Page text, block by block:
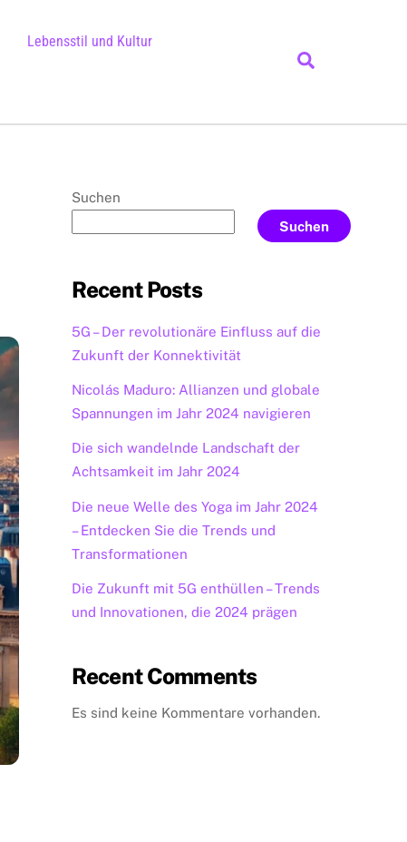
Lebensstil und Kultur
Suchen
Suchen
Recent Posts
5G – Der revolutionäre Einfluss auf die
Zukunft der Konnektivität
Nicolás Maduro: Allianzen und globale
Spannungen im Jahr 2024 navigieren
Die sich wandelnde Landschaft der
Achtsamkeit im Jahr 2024
Die neue Welle des Yoga im Jahr 2024
– Entdecken Sie die Trends und
Transformationen
Die Zukunft mit 5G enthüllen – Trends
und Innovationen, die 2024 prägen
Recent Comments
Es sind keine Kommentare vorhanden.